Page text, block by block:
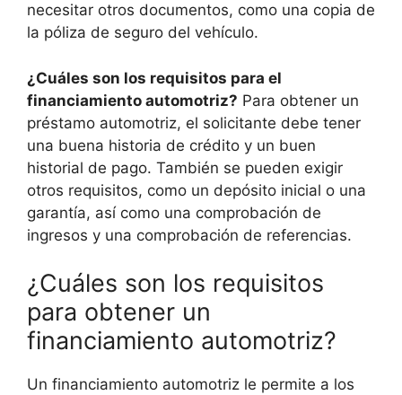
necesitar otros documentos, como una copia de
la póliza de seguro del vehículo.
¿Cuáles son los requisitos para el
financiamiento automotriz? Para obtener un
préstamo automotriz, el solicitante debe tener
una buena historia de crédito y un buen
historial de pago. También se pueden exigir
otros requisitos, como un depósito inicial o una
garantía, así como una comprobación de
ingresos y una comprobación de referencias.
¿Cuáles son los requisitos
para obtener un
financiamiento automotriz?
Un financiamiento automotriz le permite a los